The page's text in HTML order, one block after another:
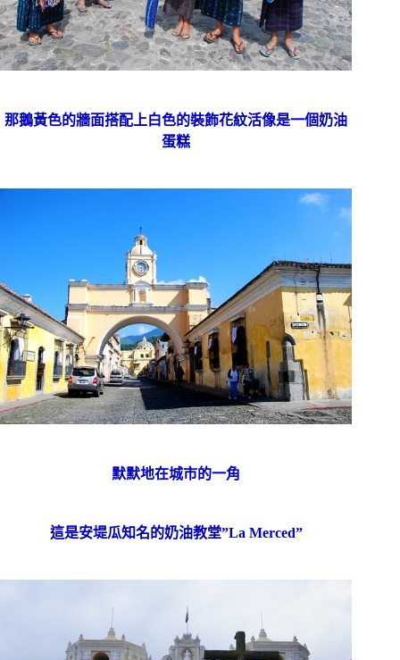
那鵝黃色的牆面搭配上白色的裝飾花紋活像是一個奶油
蛋糕
默默地在城市的一角
這是安堤瓜知名的奶油教堂”La Merced”